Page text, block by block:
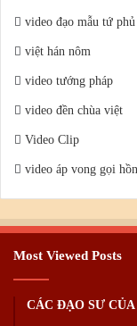
video đạo mẫu tứ phủ
việt hán nôm
video tướng pháp
video đền chùa việt
Video Clip
video áp vong gọi hồn
Most Viewed Posts
CÁC ĐẠO SƯ